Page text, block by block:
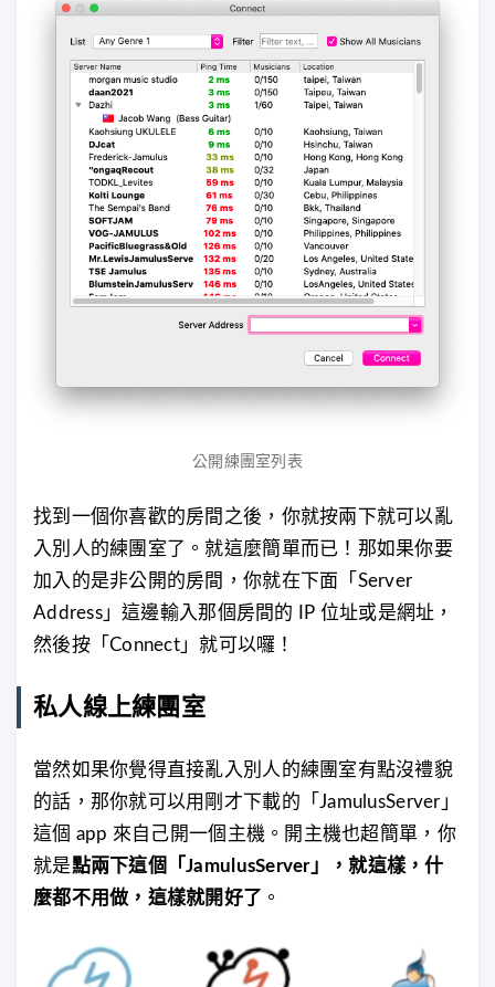
公開練團室列表
找到一個你喜歡的房間之後，你就按兩下就可以亂
入別人的練團室了。就這麼簡單而已！那如果你要
加入的是非公開的房間，你就在下面「Server
Address」這邊輸入那個房間的 IP 位址或是網址，
然後按「Connect」就可以囉！
私人線上練團室
當然如果你覺得直接亂入別人的練團室有點沒禮貌
的話，那你就可以用剛才下載的「JamulusServer」
這個 app 來自己開一個主機。開主機也超簡單，你
就是點兩下這個「JamulusServer」，就這樣，什
麼都不用做，這樣就開好了 。